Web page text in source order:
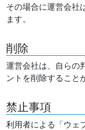
その場合に運営会社
ます。
削除
運営会社は、自らの
ントを削除すること
禁止事項
利用者による「ウェ